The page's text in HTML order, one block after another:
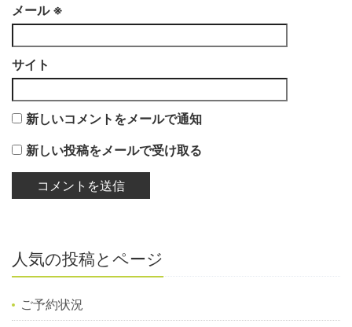
メール ※
サイト
新しいコメントをメールで通知
新しい投稿をメールで受け取る
人気の投稿とページ
ご予約状況